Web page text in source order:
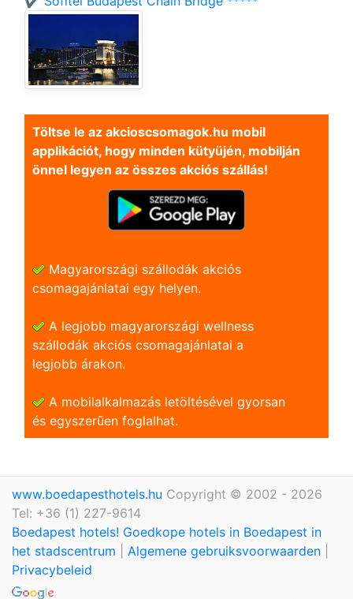
Töltse le az akcioscsomagok.hu mobil
applikációt, hogy minden kütyüjén, mobilján
önnel legyen az összes akciós szállás!
Magyarországi szállodák akciós
csomagajánlatai egy helyen.
A legjobb magyarországi wellness
szállodák akciós csomagajánlatai a
legjobb árakon.
A mobilalkalmazás letöltésével gyorsan
és egyszerũen foglalhat.
www.boedapesthotels.hu Copyright © 2002 - 2026
Tel: +36 (1) 227-9614
Boedapest hotels! Goedkope hotels in Boedapest in
het stadscentrum
Algemene gebruiksvoorwaarden
Privacybeleid